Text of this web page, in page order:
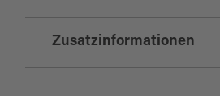
Direktvermarkter
Geschäfte und
Ausflugsziele
Zusatzinformationen